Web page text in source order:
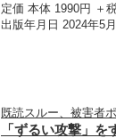
定価 本体 1990円 ＋税
出版年月日 2024年5
既読スルー、被害者
「ずるい攻撃」を